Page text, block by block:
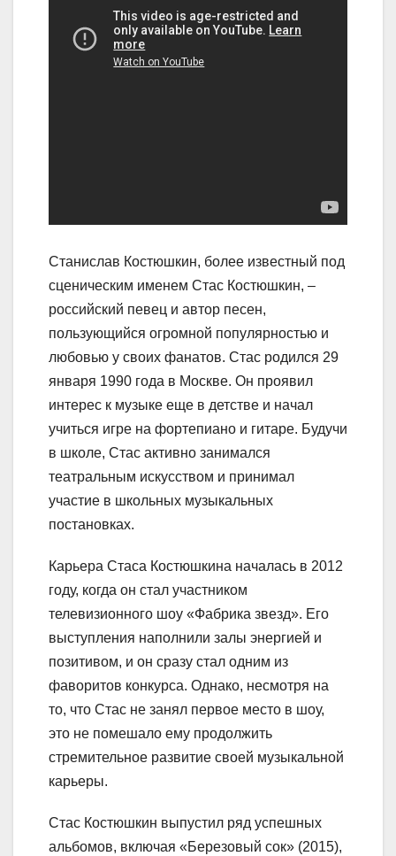
Станислав Костюшкин, более известный под
сценическим именем Стас Костюшкин, –
российский певец и автор песен,
пользующийся огромной популярностью и
любовью у своих фанатов. Стас родился 29
января 1990 года в Москве. Он проявил
интерес к музыке еще в детстве и начал
учиться игре на фортепиано и гитаре. Будучи
в школе, Стас активно занимался
театральным искусством и принимал
участие в школьных музыкальных
постановках.
Карьера Стаса Костюшкина началась в 2012
году, когда он стал участником
телевизионного шоу «Фабрика звезд». Его
выступления наполнили залы энергией и
позитивом, и он сразу стал одним из
фаворитов конкурса. Однако, несмотря на
то, что Стас не занял первое место в шоу,
это не помешало ему продолжить
стремительное развитие своей музыкальной
карьеры.
Стас Костюшкин выпустил ряд успешных
альбомов, включая «Березовый сок» (2015),